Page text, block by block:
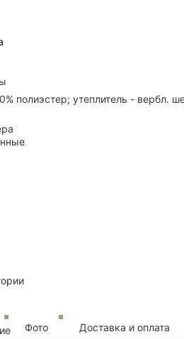
полиэстер; утеплитель - вербл.
Фото Доставка и оплата